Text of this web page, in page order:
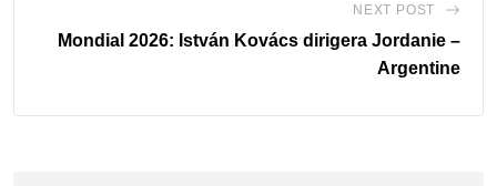
NEXT POST
‎Mondial 2026: István Kovács dirigera Jordanie –
Argentine